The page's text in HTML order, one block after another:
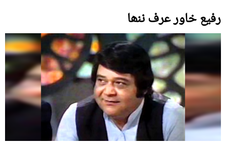
رفیع خاور عرف ننھا